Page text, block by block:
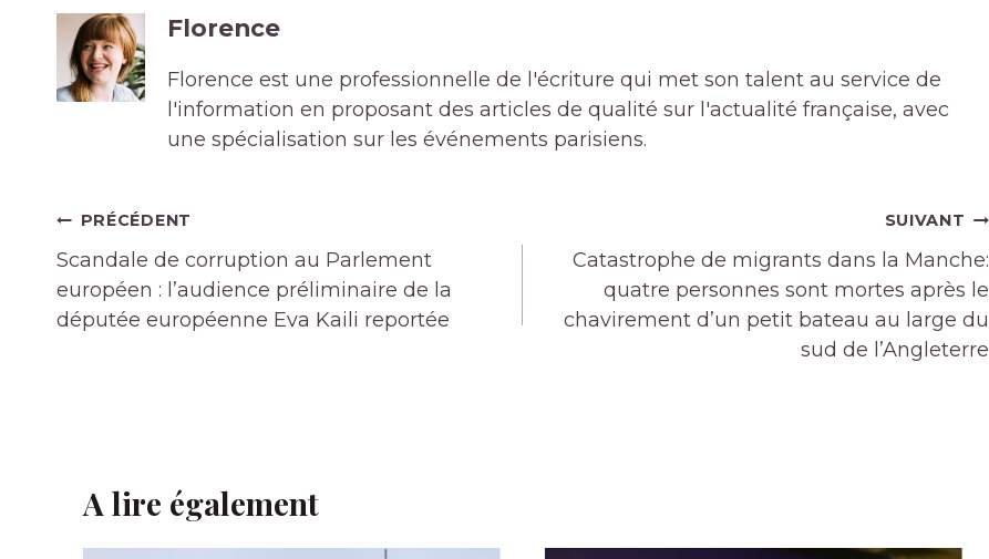
Florence
Florence est une professionnelle de l'écriture qui met son talent au service de
l'information en proposant des articles de qualité sur l'actualité française, avec
une spécialisation sur les événements parisiens.
Navigation
de
l’article
PRÉCÉDENT
Scandale de corruption au Parlement
européen : l’audience préliminaire de la
députée européenne Eva Kaili reportée
SUIVANT
Catastrophe de migrants dans la Manche:
quatre personnes sont mortes après le
chavirement d’un petit bateau au large du
sud de l’Angleterre
A lire également